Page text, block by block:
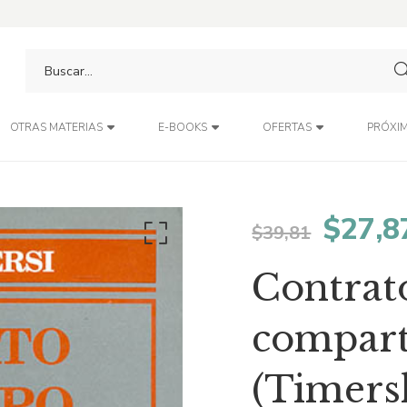
OTRAS MATERIAS E-BOOKS OFERTAS
$39,81 El
era:
$